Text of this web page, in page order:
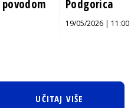
Podgorica
19/05/2026 | 11:00
UČITAJ VIŠE